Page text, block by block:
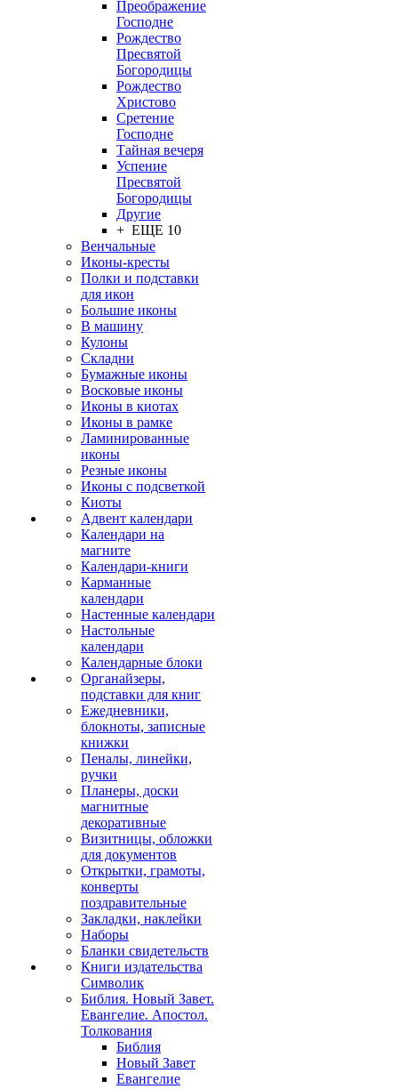
Преображение
Господне
Рождество
Пресвятой
Богородицы
Рождество
Христово
Сретение
Господне
Тайная вечеря
Успение
Пресвятой
Богородицы
Другие
+ ЕЩЕ 10
Венчальные
Иконы-кресты
Полки и подставки
для икон
Большие иконы
В машину
Кулоны
Складни
Бумажные иконы
Восковые иконы
Иконы в киотах
Иконы в рамке
Ламинированные
иконы
Резные иконы
Иконы с подсветкой
Киоты
Адвент календари
Календари на
магните
Календари-книги
Карманные
календари
Настенные календари
Настольные
календари
Календарные блоки
Органайзеры,
подставки для книг
Ежедневники,
блокноты, записные
книжки
Пеналы, линейки,
ручки
Планеры, доски
магнитные
декоративные
Визитницы, обложки
для документов
Открытки, грамоты,
конверты
поздравительные
Закладки, наклейки
Наборы
Бланки свидетельств
Книги издательства
Символик
Библия. Новый Завет.
Евангелие. Апостол.
Толкования
Библия
Новый Завет
Евангелие